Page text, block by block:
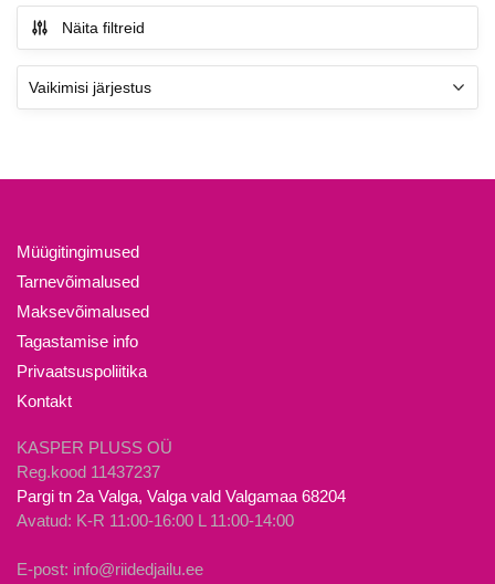
mitu
varianti.
Valikuid
saab
varianti.
Valikuid
Näita filtreid
Müügitingimused
Tarnevõimalused
Maksevõimalused
Tagastamise info
Privaatsuspoliitika
Kontakt
KASPER PLUSS OÜ
Reg.kood 11437237
Pargi tn 2a Valga, Valga vald Valgamaa 68204
Avatud: K-R 11:00-16:00 L 11:00-14:00
E-post: info@riidedjailu.ee